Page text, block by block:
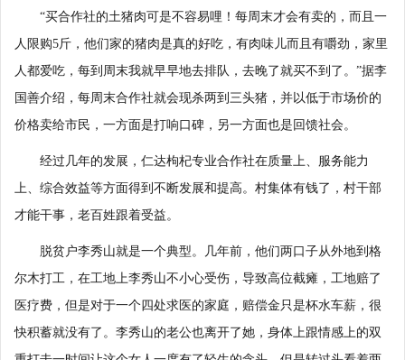
“买合作社的土猪肉可是不容易哩！每周末才会有卖的，而且一
人限购5斤，他们家的猪肉是真的好吃，有肉味儿而且有嚼劲，家里
人都爱吃，每到周末我就早早地去排队，去晚了就买不到了。”据李
国善介绍，每周末合作社就会现杀两到三头猪，并以低于市场价的
价格卖给市民，一方面是打响口碑，另一方面也是回馈社会。
经过几年的发展，仁达枸杞专业合作社在质量上、服务能力
上、综合效益等方面得到不断发展和提高。村集体有钱了，村干部
才能干事，老百姓跟着受益。
脱贫户李秀山就是一个典型。几年前，他们两口子从外地到格
尔木打工，在工地上李秀山不小心受伤，导致高位截瘫，工地赔了
医疗费，但是对于一个四处求医的家庭，赔偿金只是杯水车薪，很
快积蓄就没有了。李秀山的老公也离开了她，身体上跟情感上的双